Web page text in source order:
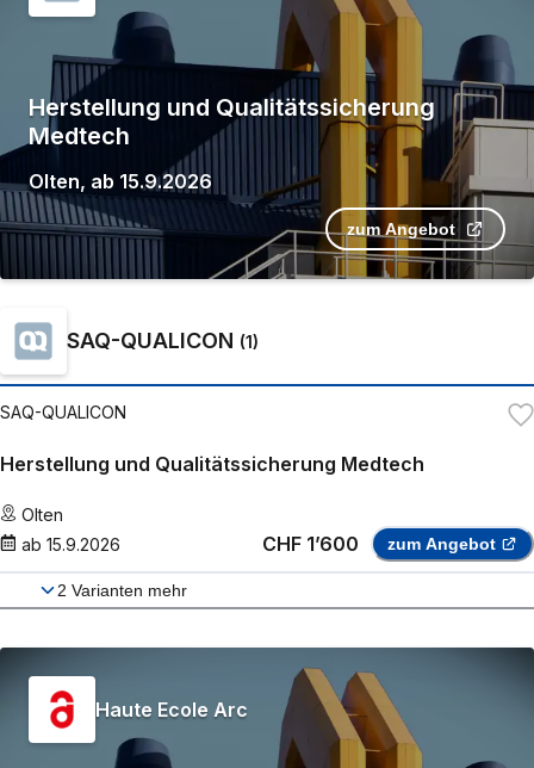
Herstellung und Qualitätssicherung
Medtech
Olten, ab 15.9.2026
zum Angebot
SAQ-QUALICON (1)
SAQ-QUALICON
Herstellung und Qualitätssicherung Medtech
Olten
ab 15.9.2026 CHF 1’600 zum Angebot
2 Varianten mehr
Haute Ecole Arc